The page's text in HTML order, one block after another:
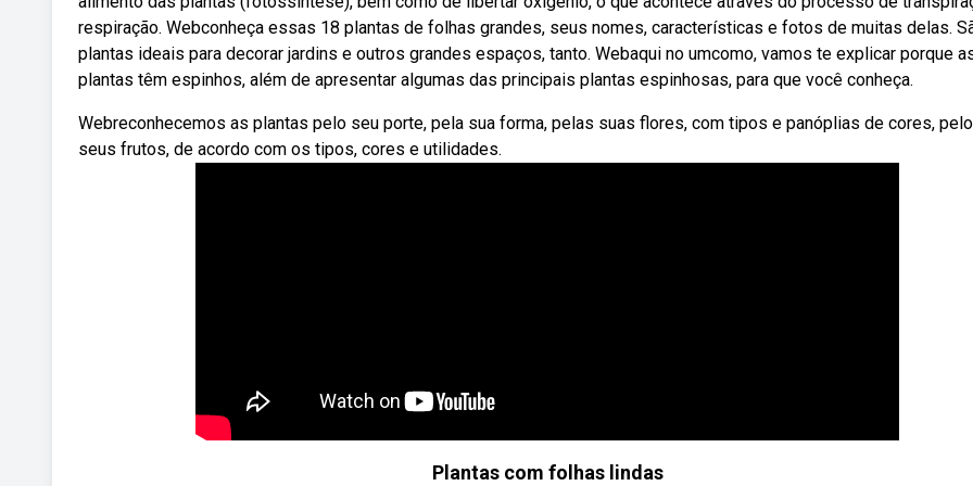
respiração. Webconheça essas 18 plantas de folhas grandes, seus nomes, características e fotos de muitas delas.
plantas ideais para decorar jardins e outros grandes espaços, tanto. Webaqui no umcomo, vamos te explicar porque
plantas têm espinhos, além de apresentar algumas das principais plantas espinhosas, para que você conheça.
Webreconhecemos as plantas pelo seu porte, pela sua forma, pelas suas flores, com tipos e panóplias de cores,
seus frutos, de acordo com os tipos, cores e utilidades.
Plantas com folhas lindas